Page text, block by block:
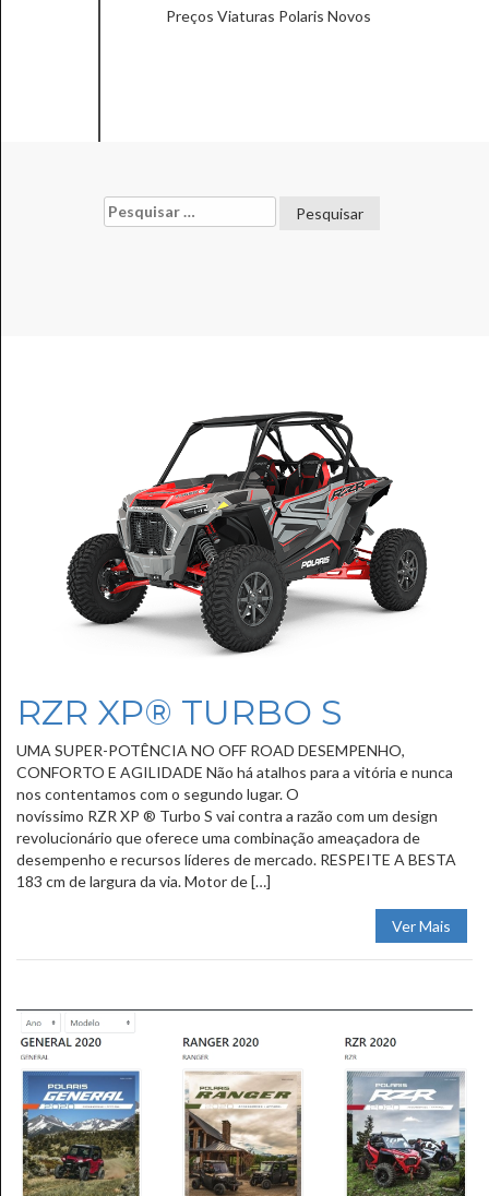
Preços Viaturas Polaris Novos
Pesquisar
por:
RZR XP® TURBO S
UMA SUPER-POTÊNCIA NO OFF ROAD DESEMPENHO,
CONFORTO E AGILIDADE Não há atalhos para a vitória e nunca
nos contentamos com o segundo lugar. O
novíssimo RZR XP ® Turbo S vai contra a razão com um design
revolucionário que oferece uma combinação ameaçadora de
desempenho e recursos líderes de mercado. RESPEITE A BESTA
183 cm de largura da via. Motor de […]
Ver Mais